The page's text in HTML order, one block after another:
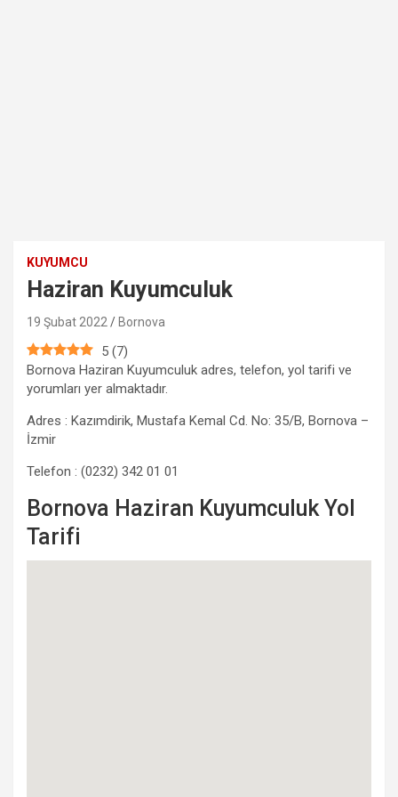
KUYUMCU
Haziran Kuyumculuk
19 Şubat 2022 Bornova
5 (7)
Bornova Haziran Kuyumculuk adres, telefon, yol tarifi ve
yorumları yer almaktadır.
Adres : Kazımdirik, Mustafa Kemal Cd. No: 35/B, Bornova –
İzmir
Telefon : (0232) 342 01 01
Bornova Haziran Kuyumculuk Yol
Tarifi